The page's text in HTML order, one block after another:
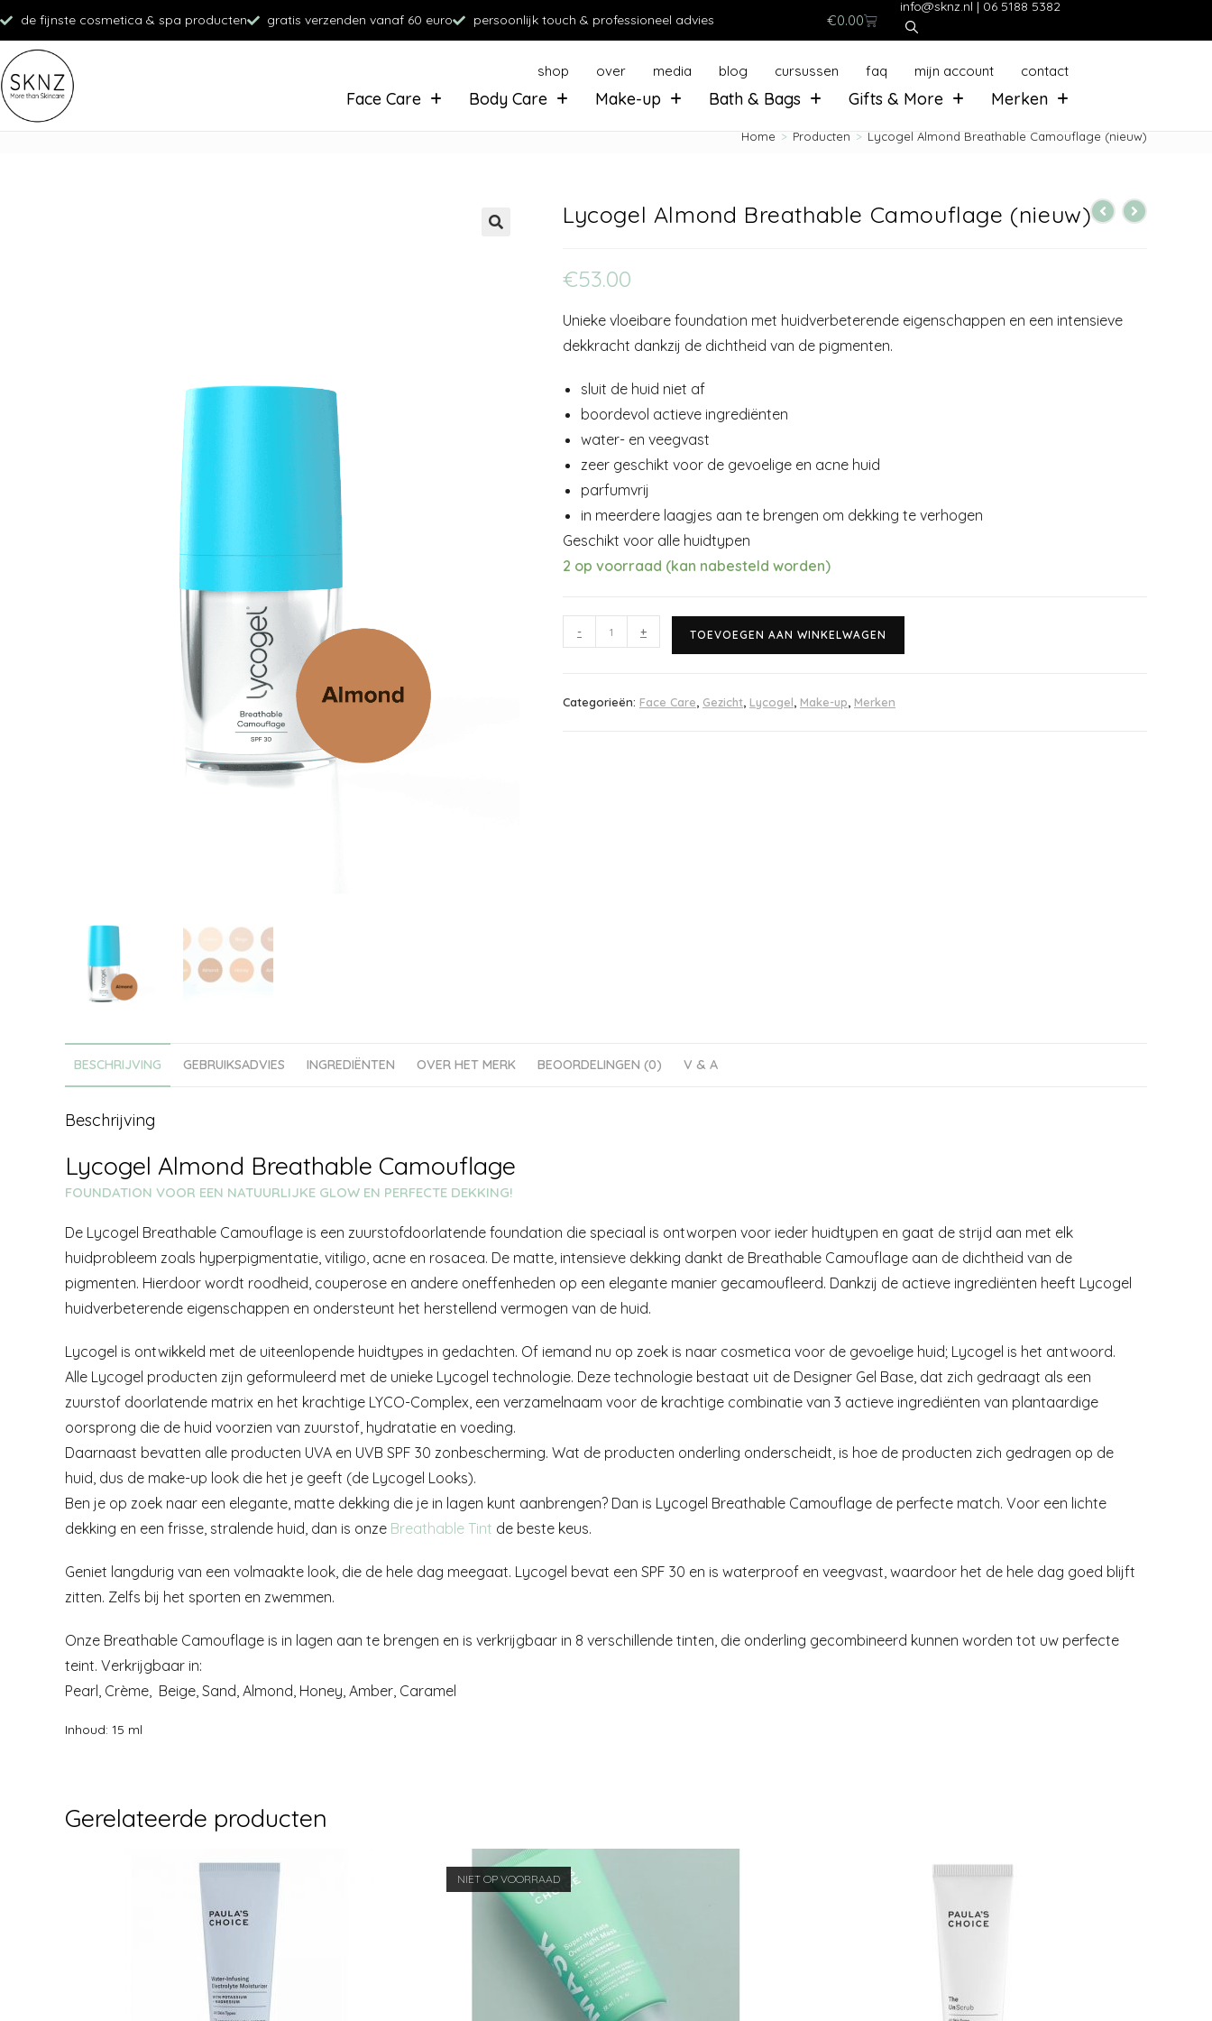
de fijnste cosmetica & spa producten gratis verzenden vanaf 60 euro persoonlijk touch & professioneel advies €0.00
info@sknz.nl | 06 5188 5382
shop over media blog cursussen faq mijn account contact
Face Care Body Care Make-up Bath & Bags Gifts & More Merken
Home > Producten > Lycogel Almond Breathable Camouflage (nieuw)
Lycogel Almond Breathable Camouflage (nieuw)
€53.00
Unieke vloeibare foundation met huidverbeterende eigenschappen en een intensieve
dekkracht dankzij de dichtheid van de pigmenten.
sluit de huid niet af
boordevol actieve ingrediënten
water- en veegvast
zeer geschikt voor de gevoelige en acne huid
parfumvrij
in meerdere laagjes aan te brengen om dekking te verhogen
Geschikt voor alle huidtypen
2 op voorraad (kan nabesteld worden)
- + TOEVOEGEN AAN WINKELWAGEN
Categorieën: Face Care Gezicht Lycogel Make-up Merken
BESCHRIJVING GEBRUIKSADVIES INGREDIËNTEN OVER HET MERK BEOORDELINGEN (0) V & A
Beschrijving
Lycogel Almond Breathable Camouflage
FOUNDATION VOOR EEN NATUURLIJKE GLOW EN PERFECTE DEKKING!
De Lycogel Breathable Camouflage is een zuurstofdoorlatende foundation die speciaal is ontworpen voor ieder huidtypen en gaat de strijd aan met elk
huidprobleem zoals hyperpigmentatie, vitiligo, acne en rosacea. De matte, intensieve dekking dankt de Breathable Camouflage aan de dichtheid van de
pigmenten. Hierdoor wordt roodheid, couperose en andere oneffenheden op een elegante manier gecamoufleerd. Dankzij de actieve ingrediënten heeft Lycogel
huidverbeterende eigenschappen en ondersteunt het herstellend vermogen van de huid.
Lycogel is ontwikkeld met de uiteenlopende huidtypes in gedachten. Of iemand nu op zoek is naar cosmetica voor de gevoelige huid; Lycogel is het antwoord.
Alle Lycogel producten zijn geformuleerd met de unieke Lycogel technologie. Deze technologie bestaat uit de Designer Gel Base, dat zich gedraagt als een
zuurstof doorlatende matrix en het krachtige LYCO-Complex, een verzamelnaam voor de krachtige combinatie van 3 actieve ingrediënten van plantaardige
oorsprong die de huid voorzien van zuurstof, hydratatie en voeding.
Daarnaast bevatten alle producten UVA en UVB SPF 30 zonbescherming. Wat de producten onderling onderscheidt, is hoe de producten zich gedragen op de
huid, dus de make-up look die het je geeft (de Lycogel Looks).
Ben je op zoek naar een elegante, matte dekking die je in lagen kunt aanbrengen? Dan is Lycogel Breathable Camouflage de perfecte match. Voor een lichte
dekking en een frisse, stralende huid, dan is onze Breathable Tint de beste keus.
Geniet langdurig van een volmaakte look, die de hele dag meegaat. Lycogel bevat een SPF 30 en is waterproof en veegvast, waardoor het de hele dag goed blijft
zitten. Zelfs bij het sporten en zwemmen.
Onze Breathable Camouflage is in lagen aan te brengen en is verkrijgbaar in 8 verschillende tinten, die onderling gecombineerd kunnen worden tot uw perfecte
teint. Verkrijgbaar in:
Pearl, Crème, Beige, Sand, Almond, Honey, Amber, Caramel
Inhoud: 15 ml
Gerelateerde producten
NIET OP VOORRAAD